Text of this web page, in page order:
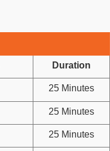
Duration
25 Minutes
25 Minutes
25 Minutes